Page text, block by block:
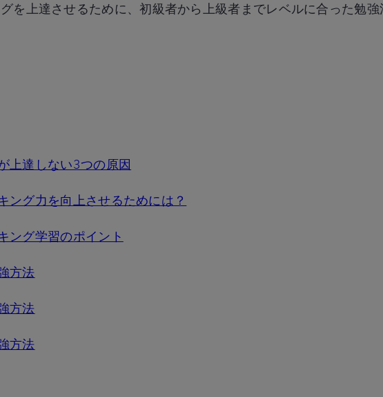
を上達させるために、初級者から上級者までレベルに合った勉強
上達しない3つの原因
ング力を向上させるためには？
ング学習のポイント
方法
方法
方法